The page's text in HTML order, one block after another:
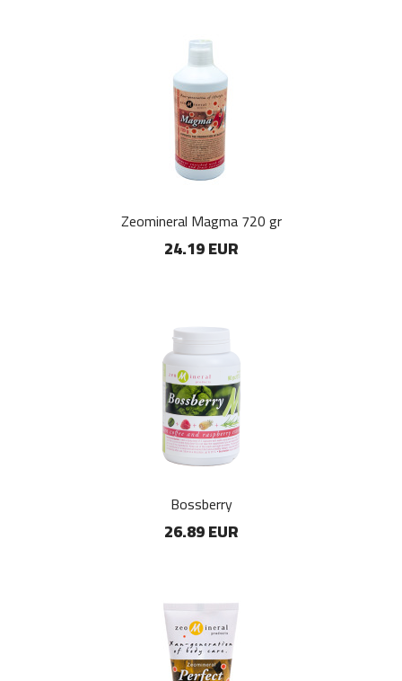
Zeomineral Magma 720 gr
24.19 EUR
Bossberry
26.89 EUR